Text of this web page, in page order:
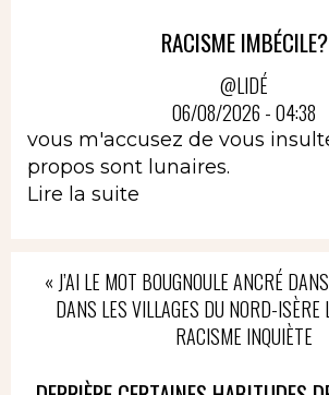
RACISME IMBÉCILE?
@LIDÉ
06/08/2026 - 04:38
vous m'accusez de vous
propos sont lunaires.
Lire la suite
« J’AI LE MOT BOUGNOULE ANCRÉ
DANS LES VILLAGES DU NORD-ISÈRE
RACISME INQUIÈTE